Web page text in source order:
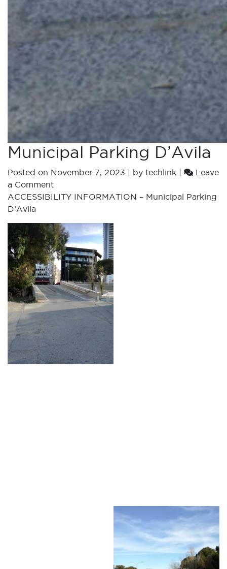
Municipal Parking D’Avila
Posted on November 7, 2023 | by techlink |
Leave
a Comment
ACCESSIBILITY INFORMATION – Municipal Parking
D’Avila